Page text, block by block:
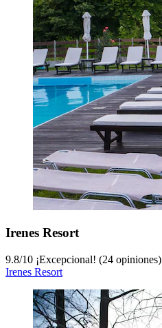
Irenes Resort
9.8/10 ¡Excepcional! (24 opiniones)
Irenes Resort